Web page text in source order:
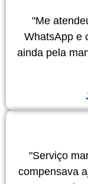
"Me
WhatsApp e
ainda pela
"Serviço
compensava